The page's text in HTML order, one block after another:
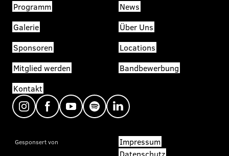
Programm
News
Galerie
Über Uns
Sponsoren
Locations
Mitglied werden
Bandbewerbung
Kontakt
Gesponsert von
Impressum
Datenschutz